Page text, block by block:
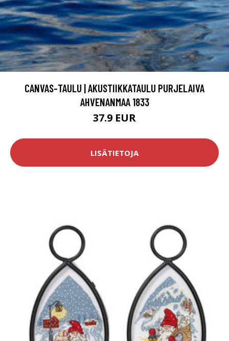
CANVAS-TAULU | AKUSTIIKKATAULU PURJELAIVA
AHVENANMAA 1833
37.9 EUR
LISÄTIETOJA